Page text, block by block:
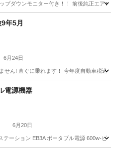
プダウンモニター付き！！ 前後純正エア
ト
年5月
6月24日
せん! 直ぐに乗れます！ 今年度自動車税込
ット 車両
電源機器
6月20日
テーション EB3A ポータブル電源 600w-ピ